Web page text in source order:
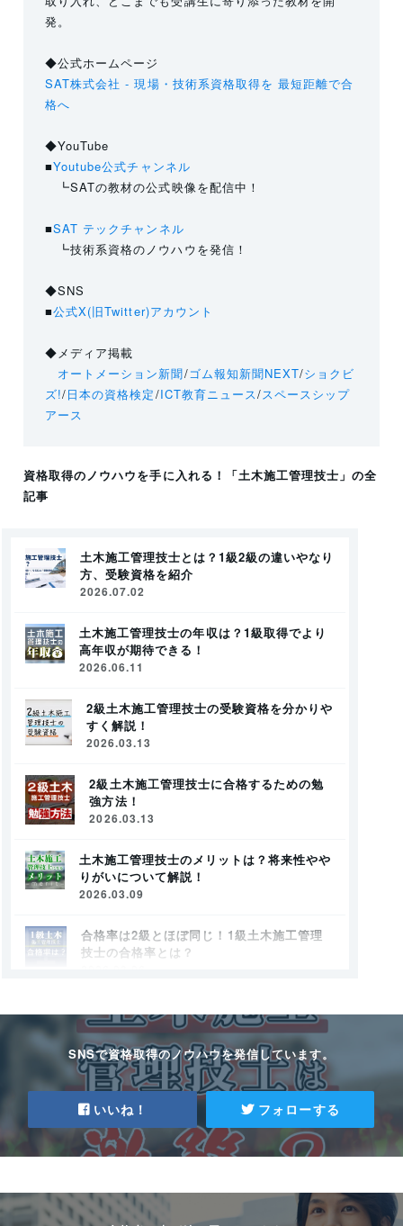
発。
◆公式ホームページ
SAT株式会社 - 現場・技術系資格取得を 最短距離で合
格へ
◆YouTube
■Youtube公式チャンネル
┗SATの教材の公式映像を配信中！
■SAT テックチャンネル
┗技術系資格のノウハウを発信！
◆SNS
■公式X(旧Twitter)アカウント
◆メディア掲載
オートメーション新聞/ゴム報知新聞NEXT/ショクビ
ズ!/日本の資格検定/ICT教育ニュース/スペースシップ
アース
資格取得のノウハウを手に入れる！ 「土木施工管理技士」の全
記事
土木施工管理技士とは？1級2級の違いやなり
方、受験資格を紹介
2026.07.02
土木施工管理技士の年収は？1級取得でより
高年収が期待できる！
2026.06.11
2級土木施工管理技士の受験資格を分かりや
すく解説！
2026.03.13
2級土木施工管理技士に合格するための勉
強方法！
2026.03.13
土木施工管理技士のメリットは？将来性やや
りがいについて解説！
2026.03.09
合格率は2級とほぼ同じ！1級土木施工管理
技士の合格率とは？
の違いを徹底解説！
2026.03.06
2級土木施工管理技士 第二次検定の難易度
や対策とは？
2026.02.09
土木施工管理技士の参考書を紹介！勉強方
2025.03.09
SNSで資格取得のノウハウを発信しています。
いいね！ フォローする